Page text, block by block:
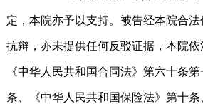
定，本院亦予以支持。被告经本院合
抗辩，亦未提供任何反驳证据，本院
《中华人民共和国合同法》第六十条
条、《中华人民共和国保险法》第十